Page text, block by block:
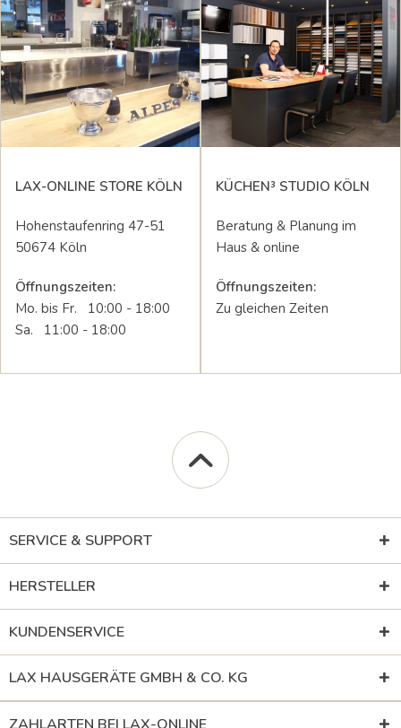
LAX-ONLINE STORE KÖLN
Hohenstaufenring 47-51
50674 Köln
Öffnungszeiten:
Mo. bis Fr. 10:00 - 18:00
Sa. 11:00 - 18:00
KÜCHEN³ STUDIO KÖLN
Beratung & Planung im
Haus & online
Öffnungszeiten:
Zu gleichen Zeiten
SERVICE & SUPPORT
HERSTELLER
KUNDENSERVICE
LAX HAUSGERÄTE GMBH & CO. KG